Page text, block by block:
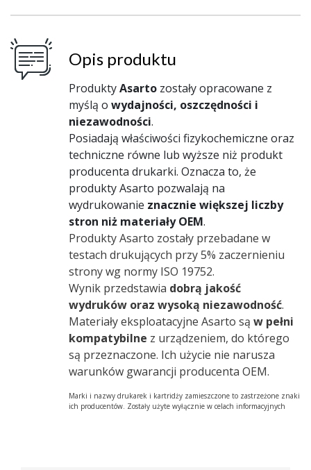
Opis produktu
ProduktyAsarto zostały opracowane z
myślą o wydajności, oszczędności i
niezawodności.
Posiadają właściwości fizykochemiczne oraz
techniczne równe lub wyższe niż produkt
producenta drukarki. Oznacza to, że
produkty Asarto pozwalają na
wydrukowanie znacznie większej liczby
stron niż materiały OEM.
Produkty Asarto zostały przebadane w
testach drukujących przy 5% zaczernieniu
strony wg normy ISO 19752.
Wynik przedstawia dobrą jakość
wydruków oraz wysoką niezawodność.
Materiały eksploatacyjne Asarto są w pełni
kompatybilne z urządzeniem, do którego
są przeznaczone. Ich użycie nie narusza
warunków gwarancji producenta OEM.
Marki i nazwy drukarek i kartridży zamieszczone to zastrzeżone znaki
ich producentów. Zostały użyte wyłącznie w celach informacyjnych